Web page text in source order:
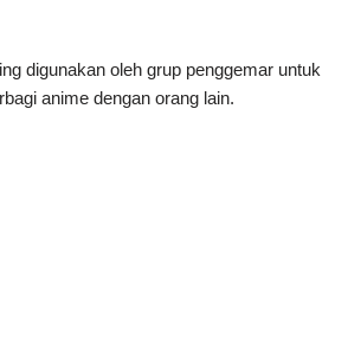
digunakan oleh grup penggemar untuk
anime dengan orang lain.